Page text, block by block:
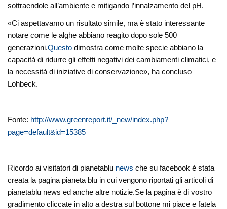
sottraendole all’ambiente e mitigando l’innalzamento del pH.
«Ci aspettavamo un risultato simile, ma è stato interessante
notare come le alghe abbiano reagito dopo sole 500
generazioni.Questo dimostra come molte specie abbiano la
capacità di ridurre gli effetti negativi dei cambiamenti climatici, e
la necessità di iniziative di conservazione», ha concluso
Lohbeck.
Fonte: http://www.greenreport.it/_new/index.php?
page=default&id=15385
Ricordo ai visitatori di pianetablu news che su facebook è stata
creata la pagina pianeta blu in cui vengono riportati gli articoli di
pianetablu news ed anche altre notizie.Se la pagina è di vostro
gradimento cliccate in alto a destra sul bottone mi piace e fatela